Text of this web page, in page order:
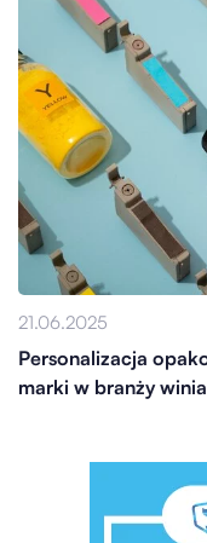
21.06.2025
Personalizacja
marki w branży